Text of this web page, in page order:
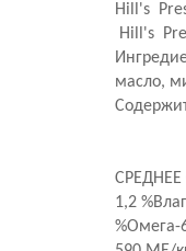
Hill's
Hill's
масло,
СРЕДНЕЕ
1,2
%Омега-